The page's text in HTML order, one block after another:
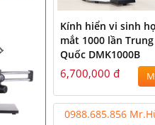
Kính hiển vi sinh
mắt 1000 lần Trung
Quốc DMK1000B
6,700,000 đ
0988.685.856